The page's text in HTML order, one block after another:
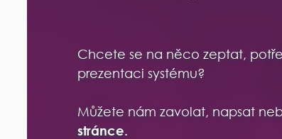
Chcete se na něco zeptat,
prezentaci systému?
Můžete nám zavolat, napsat
stránce.